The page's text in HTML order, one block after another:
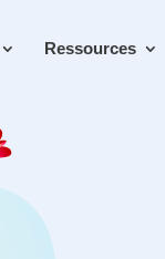
Ressources